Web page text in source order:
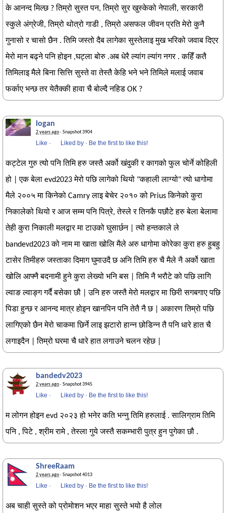
के आनन्द मिल्छ ? तिम्रो सुस्त पन, तिम्रो सुर खुस्केको नेपाली, सरकारी
स्कुले अंग्रेजी, तिम्रो थोत्रो गाडी , तिम्रो असफल जीवन प्रति मेरो कुनै
गुनासो र चासो छैन . तिमि जस्तो दैब लागेका सुस्तेलाइ मुख भरिको जवाब दिएर
मेरो मान बढ्ने पनि होइन ,घट्ला बोरु .अब धेरै ल्यांग ल्यांग नगर . कहिँ कतै
तिमिलाइ मैले बिना सित्ति सुस्ते वा तेस्तै केहि भने भने तिमिले मलाई जवाब
फर्काए भन्छ तर येतैक्की हावा चै बोल्दै नहिड OK ?
logan
2 years ago· Snapshot 3904
Like · Liked by · Be the first to like this!
कट्टेल गुरु त्यो पनि तिमि हरु जस्तै अर्को खंदुकी र कागको फुल चोर्ने कोहिली
हो | एक बेला evd2023 मेरो पछि लागेको थियो "कहाली लाग्यो" त्यो धागोमा
मैले २००५ मा किनेको Camry लाइ बेचेर २०१० को Prius किनेको कुरा
निकालेको थियो र आज सम्म पनि पित्रे, तेस्ले र तिनकै पछौटे हरु बेला बेलामा
तेही कुरा निकाली मलद्वार मा टाउको घुसार्छन | त्यो हन्तकाले ले
bandevd2023 को नाम मा खाता खोलि मैले अरु धागोमा कोरेका कुरा हरु हुबहु
टासेर तिमीहरु जस्ताका दिमाग घुमाउदै छ अनि तिमि हरु चै मैले नै अर्को खाता
खोलि आफ्नै बदनामी हुने कुरा लेख्यो भनि बस | तिमि नै भरौटे को पछि लागि
ल्वाङ ल्वाङ्ग गर्दै बसेका छौ | उनि हरु जस्तै मेरो मलद्वार मा छिरी सगबगाए पछि
पिडा हुन्छ र आनन्द मात्र होइन खानपिन पनि तेतै नै छ | अकारण तिम्रो पछि
लागिएको छैन मेरो चाकमा छिर्ने लाइ झटारो हान्न छोडिन्न तै पनि धारे हात चै
लगाइदैन | तिम्रो घरमा चै धारे हात लगाउने चलन रहेछ |
bandedv2023
2 years ago· Snapshot 3945
Like · Liked by · Be the first to like this!
म लोगन होइन evd २०२३ हो भनेर कति भन्नु तिमि हरुलाई . सालिग्राम तिमि
पनि , पिटे , श्रीम रामे , तेस्ला गुये जस्तै सकम्भारी पुत्र हुन पुगेका छौ .
ShreeRaam
2 years ago· Snapshot 4013
Like · Liked by · Be the first to like this!
अब चाही सुस्ते को प्रोमोशन भएर माहा सुस्ते भयो है लोल